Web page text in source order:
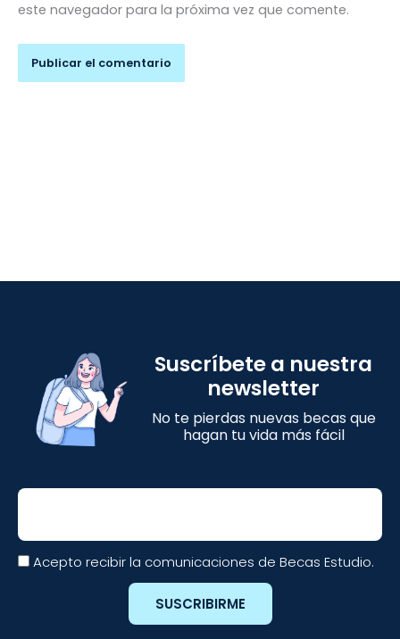
este navegador para la próxima vez que comente.
Suscríbete a nuestra
newsletter
No te pierdas nuevas becas que
hagan tu vida más fácil
Email
Acepto recibir la comunicaciones de Becas Estudio.
SUSCRIBIRME